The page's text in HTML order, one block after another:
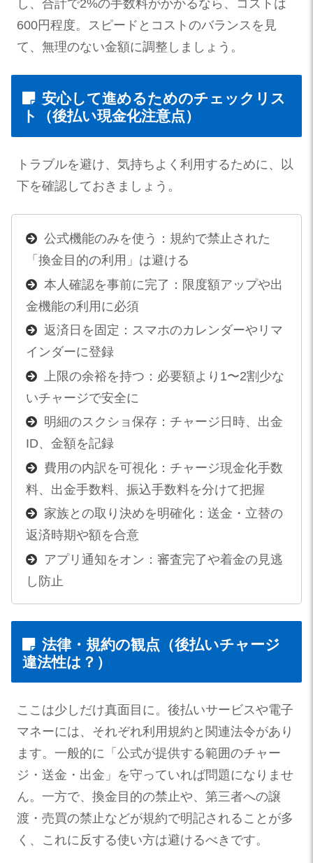
し、合計で2%の手数料がかかるなら、コストは
600円程度。スピードとコストのバランスを見
て、無理のない金額に調整しましょう。
安心して進めるためのチェックリス
ト（後払い現金化注意点）
トラブルを避け、気持ちよく利用するために、以
下を確認しておきましょう。
公式機能のみを使う：規約で禁止された
「換金目的の利用」は避ける
本人確認を事前に完了：限度額アップや出
金機能の利用に必須
返済日を固定：スマホのカレンダーやリマ
インダーに登録
上限の余裕を持つ：必要額より1〜2割少な
いチャージで安全に
明細のスクショ保存：チャージ日時、出金
ID、金額を記録
費用の内訳を可視化：チャージ現金化手数
料、出金手数料、振込手数料を分けて把握
家族との取り決めを明確化：送金・立替の
返済時期や額を合意
アプリ通知をオン：審査完了や着金の見逃
し防止
法律・規約の観点（後払いチャージ
違法性は？）
ここは少しだけ真面目に。後払いサービスや電子
マネーには、それぞれ利用規約と関連法令があり
ます。一般的に「公式が提供する範囲のチャー
ジ・送金・出金」を守っていれば問題になりませ
ん。一方で、換金目的の禁止や、第三者への譲
渡・売買の禁止などが規約で明記されることが多
く、これに反する使い方は避けるべきです。